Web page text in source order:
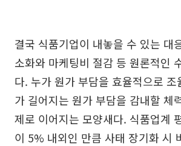
결국 식품기업이 내놓을 수 있는 대
소화와 마케팅비 절감 등 원론적인
다. 누가 원가 부담을 효율적으로 조
가 길어지는 원가 부담을 감내할 체
제로 이어지는 모양새다. 식품업계
이 5% 내외인 만큼 사태 장기화 시